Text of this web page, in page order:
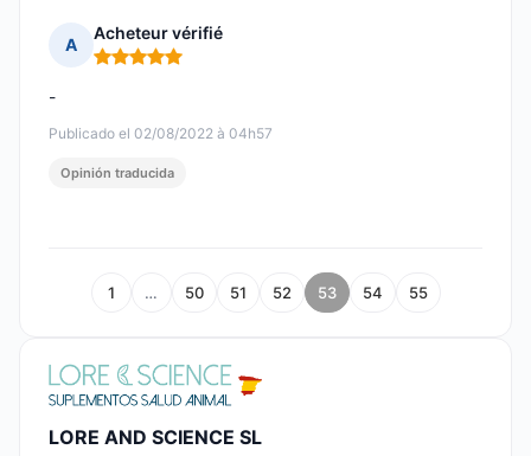
A
Acheteur vérifié
Nota: 5 de 5
Publicado el 02/08/2022 à 04h57
-
Opinión traducida
1 … 50 51 52 53 54 55
LORE AND SCIENCE SL